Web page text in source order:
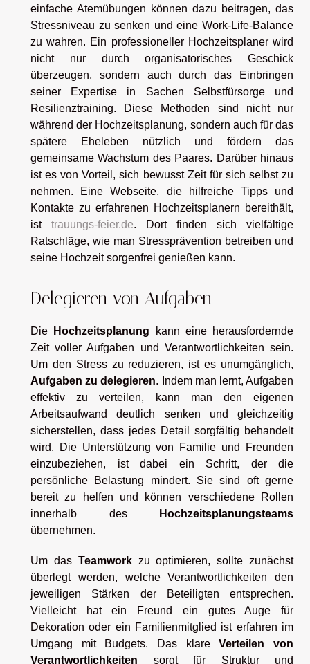
einfache Atemübungen können dazu beitragen, das
Stressniveau zu senken und eine Work-Life-Balance
zu wahren. Ein professioneller Hochzeitsplaner wird
nicht nur durch organisatorisches Geschick
überzeugen, sondern auch durch das Einbringen
seiner Expertise in Sachen Selbstfürsorge und
Resilienztraining. Diese Methoden sind nicht nur
während der Hochzeitsplanung, sondern auch für das
spätere Eheleben nützlich und fördern das
gemeinsame Wachstum des Paares. Darüber hinaus
ist es von Vorteil, sich bewusst Zeit für sich selbst zu
nehmen. Eine Webseite, die hilfreiche Tipps und
Kontakte zu erfahrenen Hochzeitsplanern bereithält,
ist trauungs-feier.de. Dort finden sich vielfältige
Ratschläge, wie man Stressprävention betreiben und
seine Hochzeit sorgenfrei genießen kann.
Delegieren von Aufgaben
Die Hochzeitsplanung kann eine herausfordernde
Zeit voller Aufgaben und Verantwortlichkeiten sein.
Um den Stress zu reduzieren, ist es unumgänglich,
Aufgaben zu delegieren. Indem man lernt, Aufgaben
effektiv zu verteilen, kann man den eigenen
Arbeitsaufwand deutlich senken und gleichzeitig
sicherstellen, dass jedes Detail sorgfältig behandelt
wird. Die Unterstützung von Familie und Freunden
einzubeziehen, ist dabei ein Schritt, der die
persönliche Belastung mindert. Sie sind oft gerne
bereit zu helfen und können verschiedene Rollen
innerhalb des
Hochzeitsplanungsteams
übernehmen.
Um das Teamworkzu optimieren, sollte zunächst
überlegt werden, welche Verantwortlichkeiten den
jeweiligen Stärken der Beteiligten entsprechen.
Vielleicht hat ein Freund ein gutes Auge für
Dekoration oder ein Familienmitglied ist erfahren im
Umgang mit Budgets. Das klareVerteilen von
Verantwortlichkeiten sorgt für Struktur und